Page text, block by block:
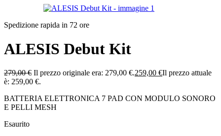
Spedizione rapida in 72 ore
ALESIS Debut Kit
279,00€ Il prezzo originale era: 279,00 €.259,00 €Il prezzo attuale
è: 259,00 €.
BATTERIA ELETTRONICA 7 PAD CON MODULO SONORO
E PELLI MESH
Esaurito